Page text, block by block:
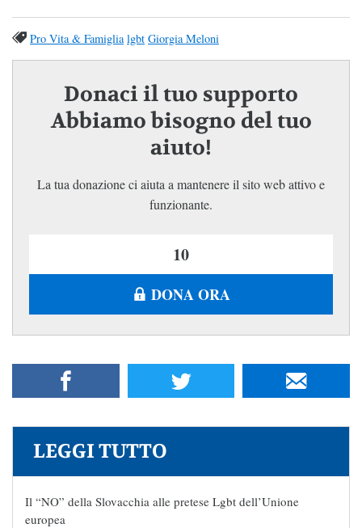
Pro Vita & Famiglia lgbt Giorgia Meloni
Donaci il tuo supporto
Abbiamo bisogno del tuo
aiuto!
La tua donazione ci aiuta a mantenere il sito web attivo e
funzionante.
DONA ORA
LEGGI TUTTO
Il “NO” della Slovacchia alle pretese Lgbt dell’Unione
europea